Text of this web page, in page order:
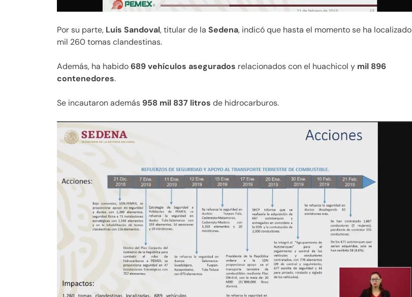
Por su parte, Luis Sandoval, titular de la Sedena, indicó que hasta el momento se ha localizado
mil 260 tomas clandestinas.
Además, ha habido689 vehículos asegurados relacionados con el huachicol y mil 896
contenedores.
Se incautaron además 958 mil 837 litros de hidrocarburos.